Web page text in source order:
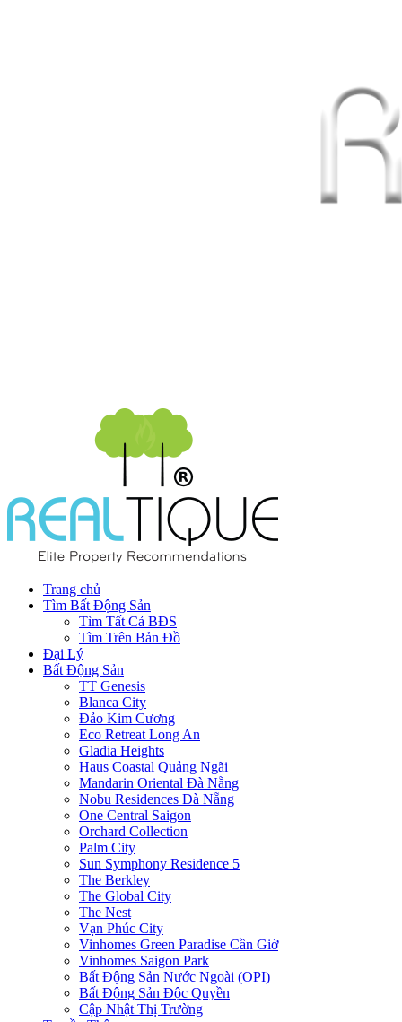
Trang chủ
Tìm Bất Động Sản
Tìm Tất Cả BĐS
Tìm Trên Bản Đồ
Đại Lý
Bất Động Sản
TT Genesis
Blanca City
Đảo Kim Cương
Eco Retreat Long An
Gladia Heights
Haus Coastal Quảng Ngãi
Mandarin Oriental Đà Nẵng
Nobu Residences Đà Nẵng
One Central Saigon
Orchard Collection
Palm City
Sun Symphony Residence 5
The Berkley
The Global City
The Nest
Vạn Phúc City
Vinhomes Green Paradise Cần Giờ
Vinhomes Saigon Park
Bất Động Sản Nước Ngoài (OPI)
Bất Động Sản Độc Quyền
Cập Nhật Thị Trường